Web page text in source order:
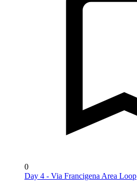
0
Day 4 - Via Francigena Area Loop